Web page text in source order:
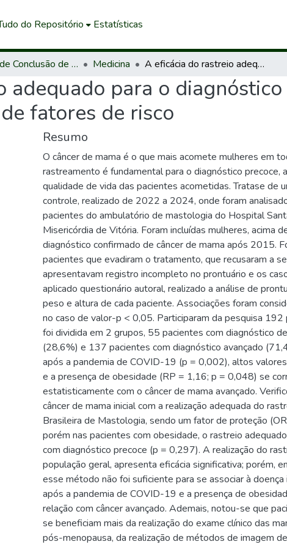
do Repositório Estatísticas
Trabalhos de Conclusão de Curso de Graduação Medicina A eficácia do rastreio adequado para o diagnóstico precoce do câncer de mama e a influência de fatores de risco
adequado para o
fatores de risco
Resumo
O câncer de mama é o que mais acomete mulheres em
rastreamento é fundamental para o diagnóstico precoce,
qualidade de vida das pacientes acometidas. Tratase de
controle, realizado de 2022 a 2024, onde foram
pacientes do ambulatório de mastologia do Hospital
Misericórdia de Vitória. Foram incluídas mulheres, acima
diagnóstico confirmado de câncer de mama após 2015.
pacientes que evadiram o tratamento, que recusaram a
apresentavam registro incompleto no prontuário e os
aplicado questionário autoral, realizado a análise de
peso e altura de cada paciente. Associações foram
no caso de valor-p < 0,05. Participaram da pesquisa 192
foi dividida em 2 grupos, 55 pacientes com diagnóstico
(28,6%) e 137 pacientes com diagnóstico avançado
após a pandemia de COVID-19 (p = 0,002), altos
e a presença de obesidade (RP = 1,16; p = 0,048) se
estatisticamente com o câncer de mama avançado.
câncer de mama inicial com a realização adequada do
Brasileira de Mastologia, sendo um fator de proteção
porém nas pacientes com obesidade, o rastreio
com diagnóstico precoce (p = 0,297). A realização do
população geral, apresenta eficácia significativa; porém,
esse método não foi suficiente para se associar à doença
após a pandemia de COVID-19 e a presença de
relação com câncer avançado. Ademais, notou-se que
se beneficiam mais da realização do exame clínico das
pós-menopausa, da realização de métodos de imagem